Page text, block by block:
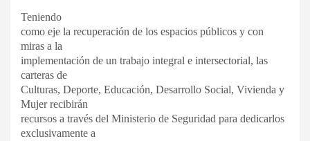
Teniendo
como eje la recuperación de los espacios públicos y con
miras a la
implementación de un trabajo integral e intersectorial, las
carteras de
Culturas, Deporte, Educación, Desarrollo Social, Vivienda y
Mujer recibirán
recursos a través del Ministerio de Seguridad para dedicarlos
exclusivamente a